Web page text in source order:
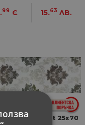
99 € 15.63 ЛВ.
Ritual Tapet 25x70